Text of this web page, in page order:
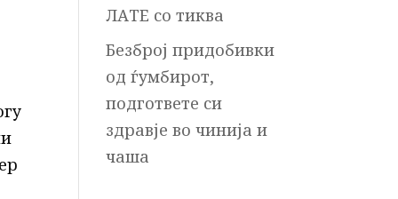
ЛАТЕ со тиква
Безброј придобивки
од ѓумбирот,
подгответе си
здравје во чинија и
чаша